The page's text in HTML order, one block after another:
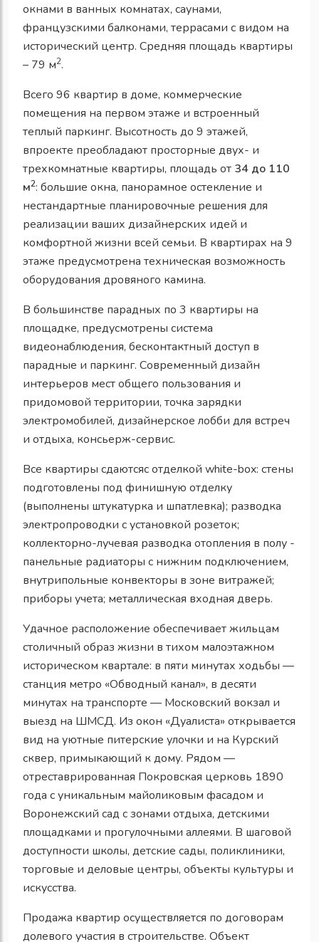
окнами в ванных комнатах, саунами,
французскими балконами, террасами с видом на
исторический центр. Средняя площадь квартиры
– 79 м2.
Всего 96 квартир в доме, коммерческие
помещения на первом этаже и встроенный
теплый паркинг. Высотность до 9 этажей,
впроекте преобладают просторные двух- и
трехкомнатные квартиры, площадь от 34 до 110
м2: большие окна, панорамное остекление и
нестандартные планировочные решения для
реализации ваших дизайнерских идей и
комфортной жизни всей семьи. В квартирах на 9
этаже предусмотрена техническая возможность
оборудования дровяного камина.
В большинстве парадных по 3 квартиры на
площадке, предусмотрены система
видеонаблюдения, бесконтактный доступ в
парадные и паркинг. Современный дизайн
интерьеров мест общего пользования и
придомовой территории, точка зарядки
электромобилей, дизайнерское лобби для встреч
и отдыха, консьерж-сервис.
Все квартиры сдаютсяс отделкой white-box: стены
подготовлены под финишную отделку
(выполнены штукатурка и шпатлевка); разводка
электропроводки с установкой розеток;
коллекторно-лучевая разводка отопления в полу -
панельные радиаторы с нижним подключением,
внутрипольные конвекторы в зоне витражей;
приборы учета; металлическая входная дверь.
Удачное расположение обеспечивает жильцам
столичный образ жизни в тихом малоэтажном
историческом квартале: в пяти минутах ходьбы —
станция метро «Обводный канал», в десяти
минутах на транспорте — Московский вокзал и
выезд на ШМСД. Из окон «Дуалиста» открывается
вид на уютные питерские улочки и на Курский
сквер, примыкающий к дому. Рядом —
отреставрированная Покровская церковь 1890
года с уникальным майоликовым фасадом и
Воронежский сад с зонами отдыха, детскими
площадками и прогулочными аллеями. В шаговой
доступности школы, детские сады, поликлиники,
торговые и деловые центры, объекты культуры и
искусства.
Продажа квартир осуществляется по договорам
долевого участия в строительстве. Объект